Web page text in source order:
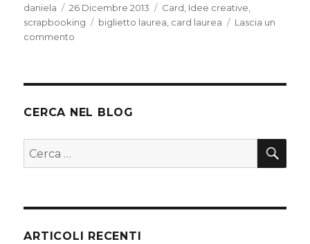
Autore
daniela
Pubblicato
il
26 Dicembre 2013 Categorie
Card Idee creative
scrapbooking
Tag
biglietto laurea card laurea
Lascia un
commento
CERCA NEL BLOG
Cerca:
ARTICOLI RECENTI